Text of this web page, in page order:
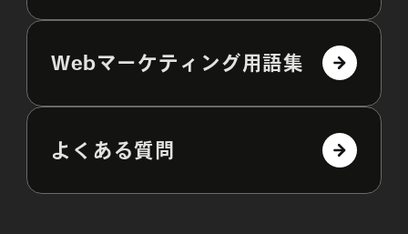
Webマーケティング用語集
よくある質問